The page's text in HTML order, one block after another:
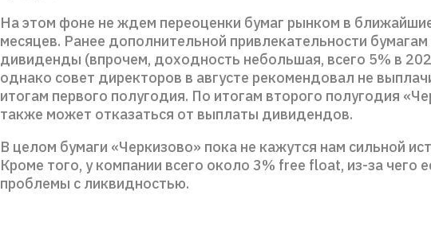
На этом фоне не ждем переоценки бумаг рынком в
месяцев. Ранее дополнительной привлекательности
дивиденды (впрочем, доходность небольшая, всего 5% в
однако совет директоров в августе рекомендовал не
итогам первого полугодия. По итогам второго полугодия
также может отказаться от выплаты дивидендов.
В целом бумаги «Черкизово» пока не кажутся нам сильной
Кроме того, у компании всего около 3% free float, из-за чего
проблемы с ликвидностью.